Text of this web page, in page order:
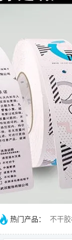
热门产品： 不干